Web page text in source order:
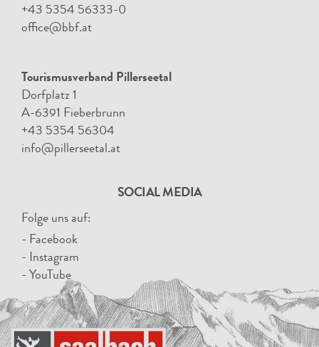
+43 5354 56333-0
office@bbf.at
Tourismusverband Pillerseetal
Dorfplatz 1
A-6391 Fieberbrunn
+43 5354 56304
info@pillerseetal.at
SOCIAL MEDIA
Folge uns auf:
- Facebook
- Instagram
- YouTube